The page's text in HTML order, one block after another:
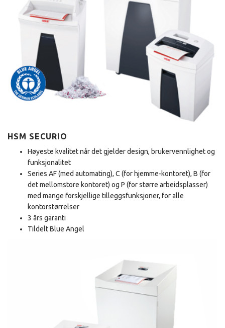
HSM SECURIO
Høyeste kvalitet når det gjelder design, brukervennlighet og
funksjonalitet
Series AF (med automating), C (for hjemme-kontoret), B (for
det mellomstore kontoret) og P (for større arbeidsplasser)
med mange forskjellige tilleggsfunksjoner, for alle
kontorstørrelser
3 års garanti
Tildelt Blue Angel